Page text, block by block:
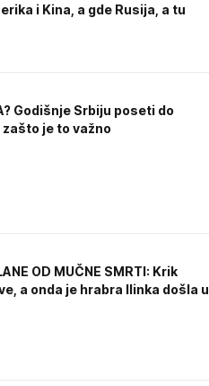
i Kina, a gde Rusija, a tu
Godišnje Srbiju poseti do
je to važno
OD MUČNE SMRTI: Krik
a onda je hrabra Ilinka došla u